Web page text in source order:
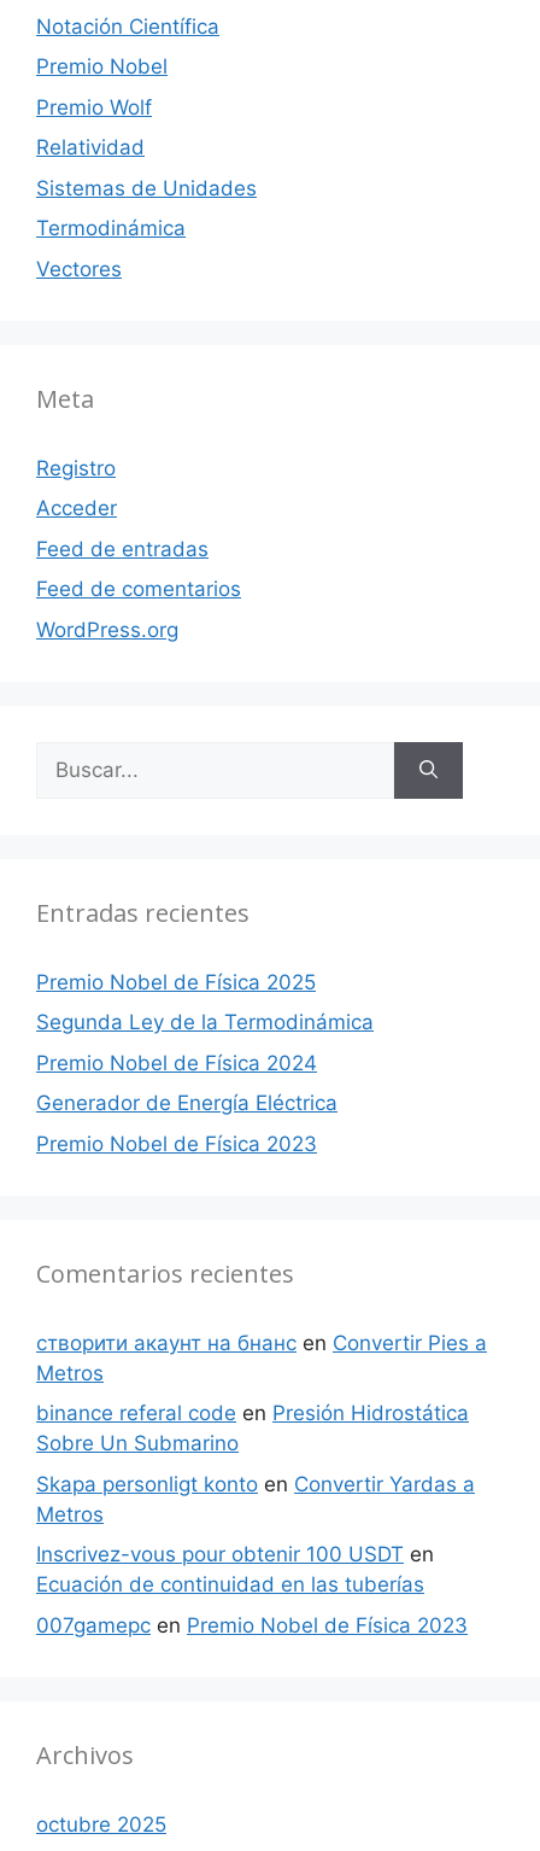
Notación Científica
Premio Nobel
Premio Wolf
Relatividad
Sistemas de Unidades
Termodinámica
Vectores
Meta
Registro
Acceder
Feed de entradas
Feed de comentarios
WordPress.org
Entradas recientes
Premio Nobel de Física 2025
Segunda Ley de la Termodinámica
Premio Nobel de Física 2024
Generador de Energía Eléctrica
Premio Nobel de Física 2023
Comentarios recientes
створити акаунт на бнанс en Convertir Pies a
Metros
binance referal code en Presión Hidrostática
Sobre Un Submarino
Skapa personligt konto en Convertir Yardas a
Metros
Inscrivez-vous pour obtenir 100 USDT en
Ecuación de continuidad en las tuberías
007gamepc en Premio Nobel de Física 2023
Archivos
octubre 2025